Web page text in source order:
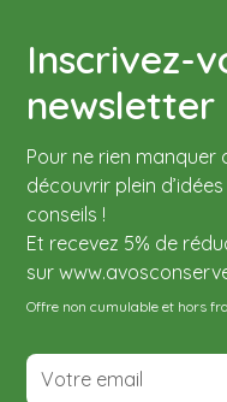
jusqu'à -25°C et le
machines sous vide Le
Inscrivez-
newsletter
Pour ne rien manquer
découvrir plein
conseils !
Et recevez 5% de
sur
Offre non cumulable et hors